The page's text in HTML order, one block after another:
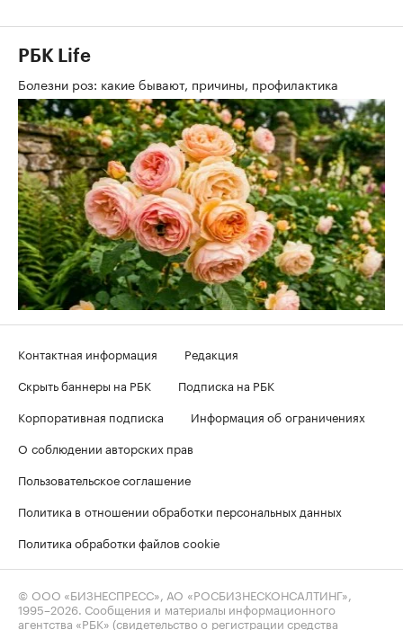
РБК Life
Болезни роз: какие бывают, причины, профилактика
Контактная информация
Редакция
Скрыть баннеры на РБК
Подписка на РБК
Корпоративная подписка
Информация об ограничениях
О соблюдении авторских прав
Пользовательское соглашение
Политика в отношении обработки персональных данных
Политика обработки файлов cookie
© ООО «БИЗНЕСПРЕСС», АО «РОСБИЗНЕСКОНСАЛТИНГ»,
1995–2026 . Сообщения и материалы информационного
агентства «РБК» (свидетельство о регистрации средства